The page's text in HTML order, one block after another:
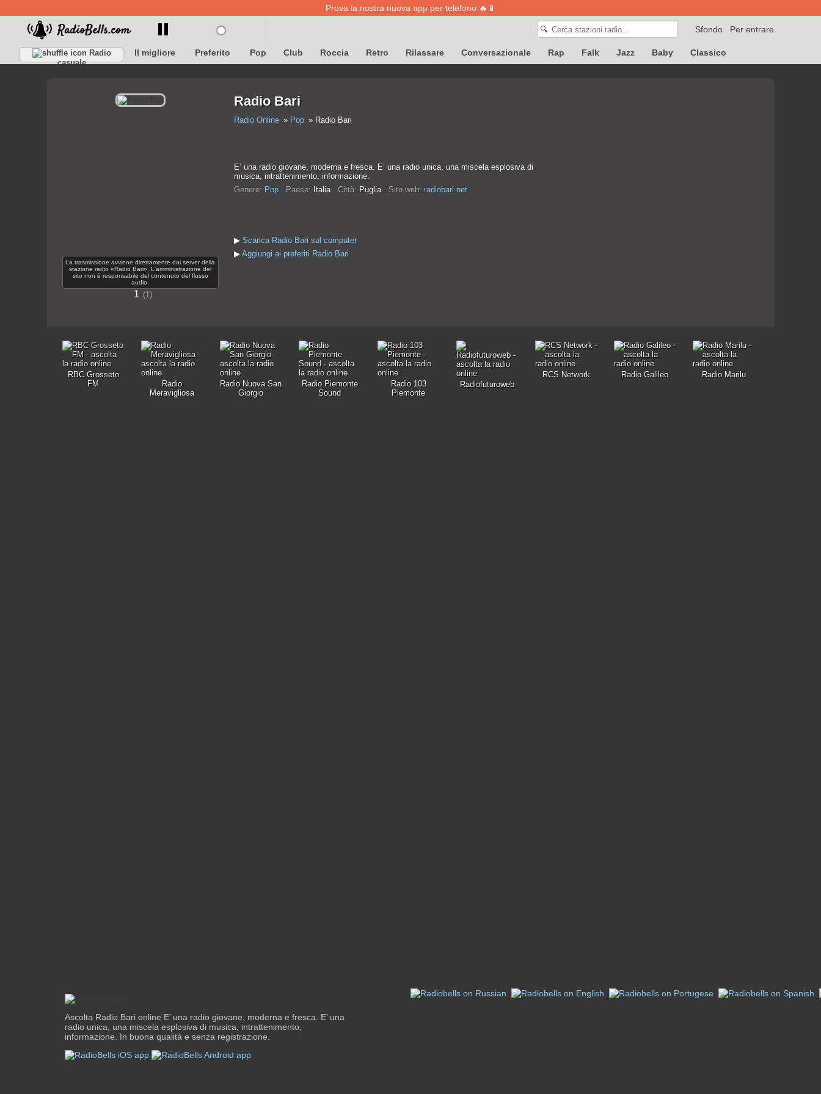
Prova la nostra nuova app per telefono 🔥📱
Per entrare
Sfondo
🔍
Radio
casuale
Il migliore Preferito Pop Club Roccia Retro Rilassare Conversazionale Rap Falk Jazz Baby Classico
La trasmissione avviene direttamente dai server della
stazione radio «Radio Bari». L'amministrazione del
sito non è responsabile del contenuto del flusso
audio.
1 1
Radio Bari
Radio Online Pop Radio Bari
E’ una radio giovane, moderna e fresca. E’ una radio unica, una miscela esplosiva di
musica, intrattenimento, informazione.
Genere: Pop Paese: Italia Città: Puglia Sito web: radiobari.net
▶ Scarica Radio Bari sul computer
▶ Aggiungi ai preferiti Radio Bari
RBC Grosseto
FM
Radio
Meravigliosa
Radio Nuova San
Giorgio
Radio Piemonte
Sound
Radio 103
Piemonte
Radiofuturoweb
RCS Network Radio Galileo Radio Marilu
Ascolta Radio Bari online E’ una radio giovane, moderna e fresca. E’ una
radio unica, una miscela esplosiva di musica, intrattenimento,
informazione. In buona qualità e senza registrazione.